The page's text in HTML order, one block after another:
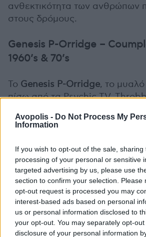
Avopolis - Do Not Process My
Information
If you wish to opt-out of the sale,
processing of your personal or sensitive
targeted advertising by us, please use
section to confirm your selection. Please
opt-out request is processed you may
interest-based ads based on personal
us or personal information disclosed to
your opt-out. You may separately opt-
disclosure of your personal information
ανθεκτικότητα των ανθρώπων
στους δρόμους.
Genesis P-Orridge –
1960’s & 70’s
Το Genesis P-Orridge, το
πίσω από τα Psychic TV,
COUM Transmissions, ξεκίνησε
του ταξίδι τη δεκαετία του
υπερηφάνεια εκατοντάδες
θρυλικού και επιδραστικού
οποία δεν είχαν ποτέ
παρουσιαστεί στο κοινό. Η
συστήνει το Genesis ως έναν
καινοτόμο και έναν ασεβή
από περισσότερες από δύο
από την beat έως την concrete